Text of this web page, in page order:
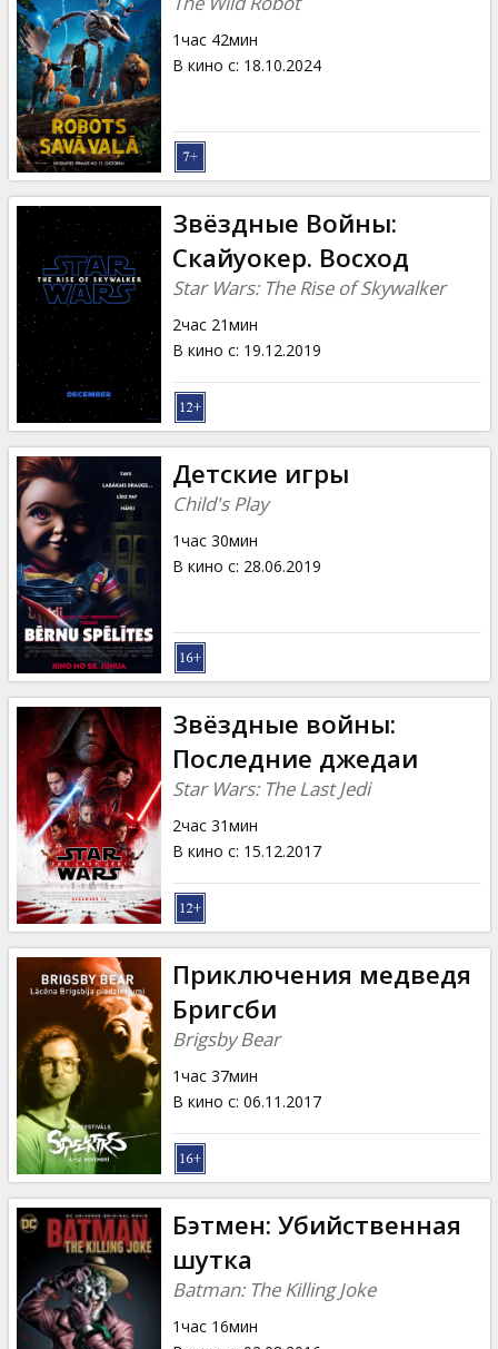
1час 42мин
В кино с: 18.10.2024
Звёздные Войны:
Скайуокер. Восход
Star Wars: The Rise of Skywalker
2час 21мин
В кино с: 19.12.2019
Детские игры
Child's Play
1час 30мин
В кино с: 28.06.2019
Звёздные войны:
Последние джедаи
Star Wars: The Last Jedi
2час 31мин
В кино с: 15.12.2017
Приключения медведя
Бригсби
Brigsby Bear
1час 37мин
В кино с: 06.11.2017
Бэтмен: Убийственная
шутка
Batman: The Killing Joke
1час 16мин